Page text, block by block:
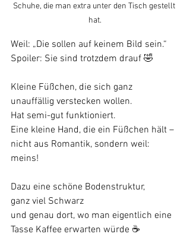
Schuhe, die man extra unter den Tisch gestellt
hat.
Weil: „Die sollen auf keinem Bild sein.“
Spoiler: Sie sind trotzdem drauf 🤣
Kleine Füßchen, die sich ganz
unauffällig verstecken wollen.
Hat semi-gut funktioniert.
Eine kleine Hand, die ein Füßchen hält –
nicht aus Romantik, sondern weil:
meins!
Dazu eine schöne Bodenstruktur,
ganz viel Schwarz
und genau dort, wo man eigentlich eine
Tasse Kaffee erwarten würde ☕️